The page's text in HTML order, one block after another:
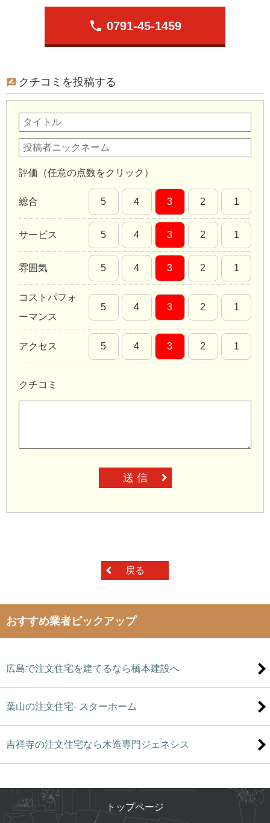
phone 0791-45-1459
クチコミを投稿する
評価（任意の点数をクリック）
総合 5 4 3 2 1
サービス 5 4 3 2 1
雰囲気 5 4 3 2 1
コストパフォ
ーマンス
5 4 3 2 1
アクセス 5 4 3 2 1
クチコミ
送 信
戻る
おすすめ業者ピックアップ
広島で注文住宅を建てるなら橋本建設へ
葉山の注文住宅- スターホーム
吉祥寺の注文住宅なら木造専門ジェネシス
トップページ